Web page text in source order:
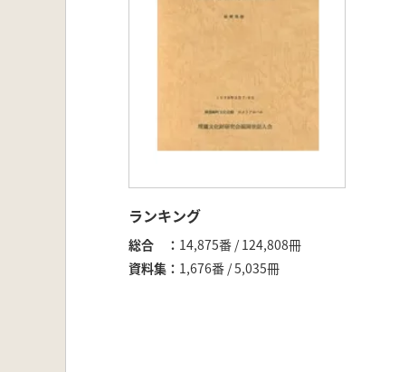
ランキング
総合
14,875番 / 124,808冊
資料集
1,676番 / 5,035冊